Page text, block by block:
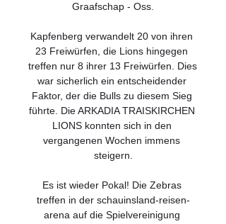
Graafschap - Oss.
Kapfenberg verwandelt 20 von ihren
23 Freiwürfen, die Lions hingegen
treffen nur 8 ihrer 13 Freiwürfen. Dies
war sicherlich ein entscheidender
Faktor, der die Bulls zu diesem Sieg
führte. Die ARKADIA TRAISKIRCHEN
LIONS konnten sich in den
vergangenen Wochen immens
steigern.
Es ist wieder Pokal! Die Zebras
treffen in der schauinsland-reisen-
arena auf die Spielvereinigung